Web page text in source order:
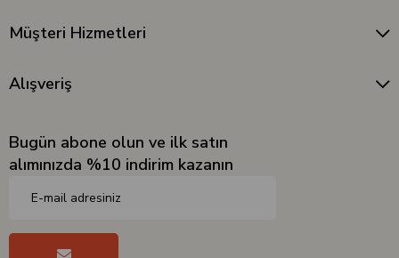
Müşteri Hizmetleri
Alışveriş
Bugün abone olun ve ilk satın
alımınızda %10 indirim kazanın